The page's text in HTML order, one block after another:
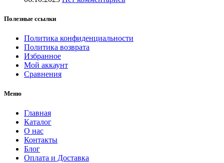
Полезные ссылки
Политика конфиденциальности
Политика возврата
Избранное
Мой аккаунт
Сравнения
Меню
Главная
Каталог
О нас
Контакты
Блог
Оплата и Доставка